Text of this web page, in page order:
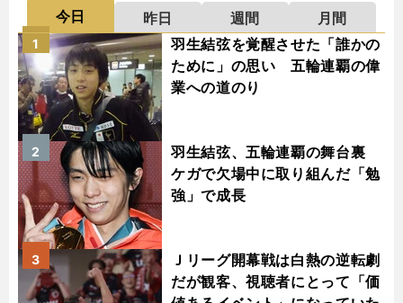
今日 昨日 週間
月間
羽生結弦を覚醒させた「誰かの
ために」の思い 五輪連覇の偉
業への道のり
1
羽生結弦、五輪連覇の舞台裏
ケガで欠場中に取り組んだ「勉
強」で成長
2
Ｊリーグ開幕戦は白熱の逆転劇
だが観客、視聴者にとって「価
3